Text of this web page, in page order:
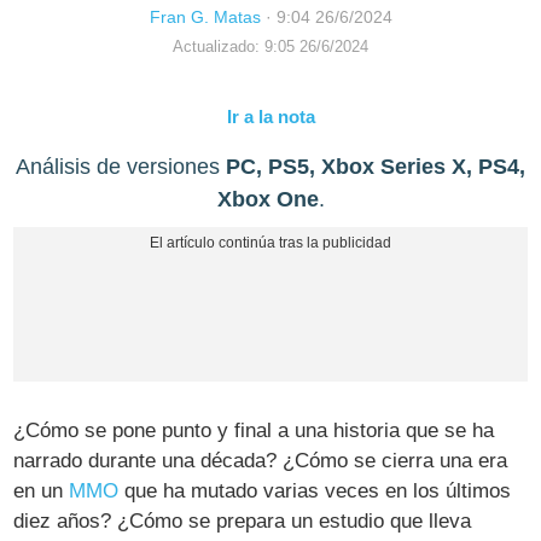
Fran G. Matas· 9:04 26/6/2024
Actualizado: 9:05 26/6/2024
Ir a la nota
Análisis de versiones PC, PS5, Xbox Series X, PS4,
Xbox One.
¿Cómo se pone punto y final a una historia que se ha
narrado durante una década? ¿Cómo se cierra una era
en un MMO que ha mutado varias veces en los últimos
diez años? ¿Cómo se prepara un estudio que lleva